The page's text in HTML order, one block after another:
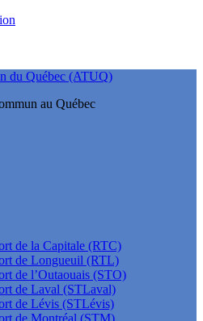
du Québec (ATUQ)
au Québec
de la Capitale (RTC)
de Longueuil (RTL)
de l’Outaouais (STO)
de Laval (STLaval)
de Lévis (STLévis)
de Montréal (STM)